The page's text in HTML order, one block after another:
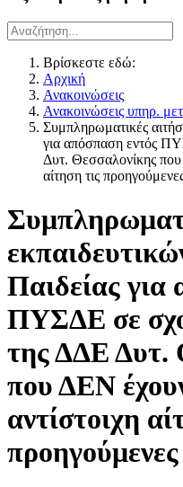
Βρίσκεστε εδώ:
Αρχική
Ανακοινώσεις
Ανακοινώσεις υπηρ.
Συμπληρωματικές
για απόσπαση εντός
Δυτ. Θεσσαλονίκης
αίτηση τις
Παιδείας για
ΠΥΣΔΕ σε
της ΔΔΕ Δυτ.
που ΔΕΝ
αντίστοιχη